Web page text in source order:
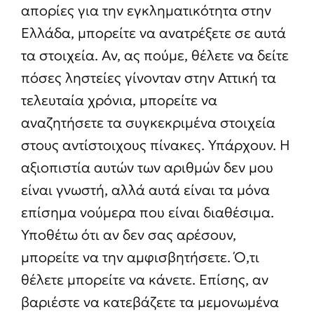
απορίες για την εγκληματικότητα στην
Ελλάδα, μπορείτε να ανατρέξετε σε αυτά
τα στοιχεία. Αν, ας πούμε, θέλετε να δείτε
πόσες ληστείες γίνονταν στην Αττική τα
τελευταία χρόνια, μπορείτε να
αναζητήσετε τα συγκεκριμένα στοιχεία
στους αντίστοιχους πίνακες. Υπάρχουν. Η
αξιοπιστία αυτών των αριθμών δεν μου
είναι γνωστή, αλλά αυτά είναι τα μόνα
επίσημα νούμερα που είναι διαθέσιμα.
Υποθέτω ότι αν δεν σας αρέσουν,
μπορείτε να την αμφισβητήσετε. Ό,τι
θέλετε μπορείτε να κάνετε. Επίσης, αν
βαριέστε να κατεβάζετε τα μεμονωμένα